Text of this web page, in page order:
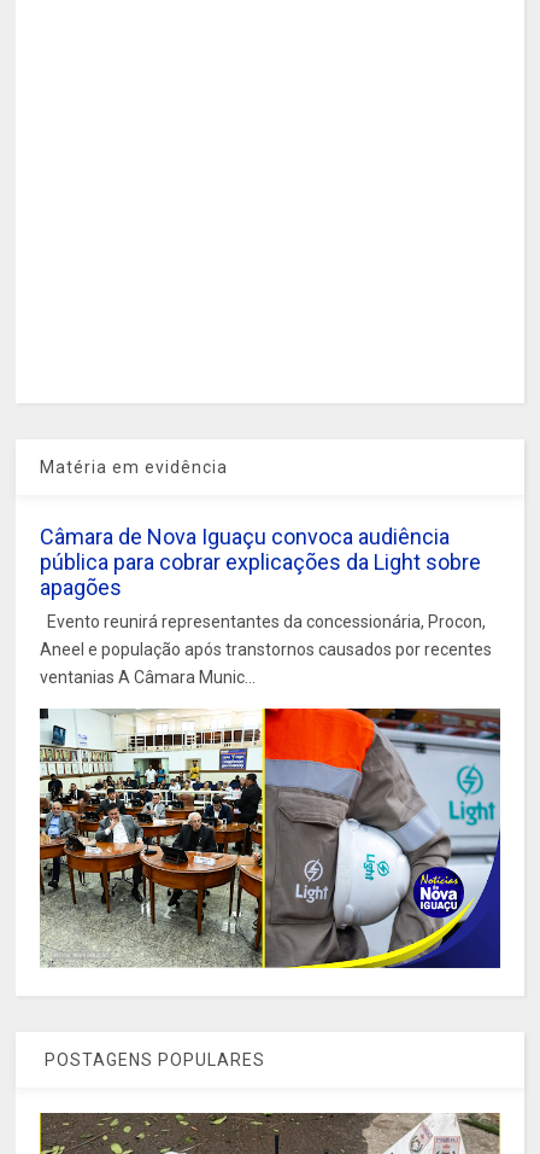
Matéria em evidência
Câmara de Nova Iguaçu convoca audiência
pública para cobrar explicações da Light sobre
apagões
Evento reunirá representantes da concessionária, Procon,
Aneel e população após transtornos causados por recentes
ventanias A Câmara Munic...
POSTAGENS POPULARES